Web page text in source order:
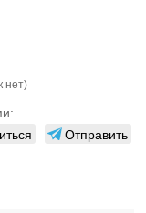
нет)
Отправить